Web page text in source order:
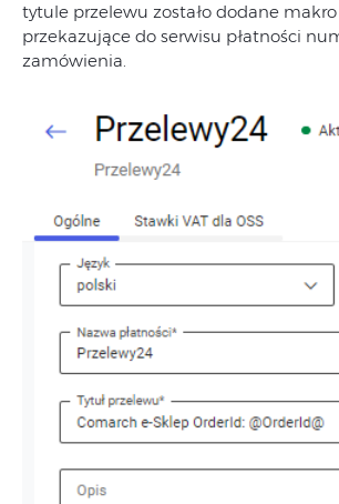
tytule przelewu zostało dodane makro
przekazujące do serwisu płatności
zamówienia.